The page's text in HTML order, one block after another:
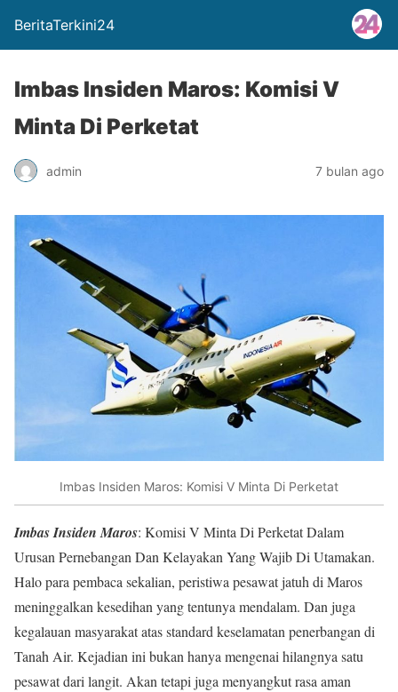
BeritaTerkini24
Imbas Insiden Maros: Komisi V
Minta Di Perketat
admin 7 bulan ago
Imbas Insiden Maros: Komisi V Minta Di Perketat
Imbas Insiden Maros: Komisi V Minta Di Perketat Dalam
Urusan Pernebangan Dan Kelayakan Yang Wajib Di Utamakan.
Halo para pembaca sekalian, peristiwa pesawat jatuh di Maros
meninggalkan kesedihan yang tentunya mendalam. Dan juga
kegalauan masyarakat atas standard keselamatan penerbangan di
Tanah Air. Kejadian ini bukan hanya mengenai hilangnya satu
pesawat dari langit. Akan tetapi juga menyangkut rasa aman